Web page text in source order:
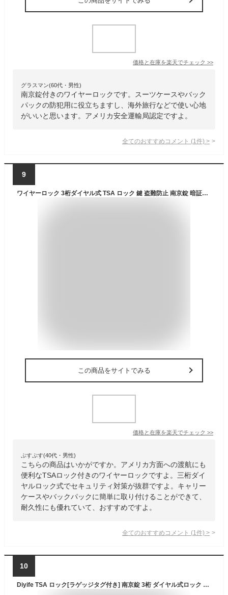
価格と在庫を楽天でチェック >>
グラスマン(60代・男性)
南京錠付きのワイヤーロックです。スーツケースやバック
パックの防犯用に役立ちますし、海外旅行などで使い心地
がいいと思います。アメリカ安全運輸局認定ですよ。
全てのおすすめコメント (1 件) >
9
ワイヤーロック 3桁ダイヤル式 TSA ロック 鍵 盗難防止 南京錠 暗証番号 スーツケース キャリーケース 海外 旅行 シルバー (管理S) 送料無料 【SK05411】
この商品をサイトでみる
価格と在庫を楽天でチェック >>
ぷすぷす(40代・男性)
こちらの商品はいかがですか。アメリカ方面への渡航にも
便利なTSAロック付きのワイヤーロックですよ。三桁ダイ
ヤルロック式でセキュリティ対策が抜群ですよ。キャリー
ケースやバックパックに簡単に取り付けることができて、
耐久性にも優れていて、おすすめですよ。
全てのおすすめコメント (1 件) >
10
Diyife TSA ロック[ラゲッジタグ付き] 南京錠 3桁 ダイヤル式ロック ワイヤータイプ 安心 旅行用 スーツケース 海外 旅行 空港 荷物スーツケース ジッパー袋 ハンドバッグ